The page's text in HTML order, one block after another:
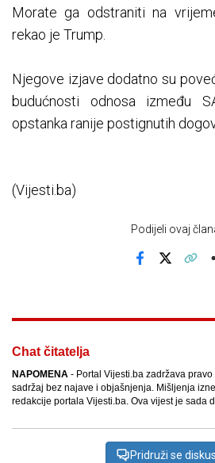
Morate ga odstraniti na
rekao je Trump.
Njegove izjave dodatno su
budućnosti odnosa između
opstanka ranije postignutih
(Vijesti.ba)
Podijeli ovaj
Chat čitatelja
NAPOMENA - Portal Vijesti.ba zadržava
sadržaj bez najave i objašnjenja. Mišljenja
redakcije portala Vijesti.ba. Ova vijest je sada
Pridruži se